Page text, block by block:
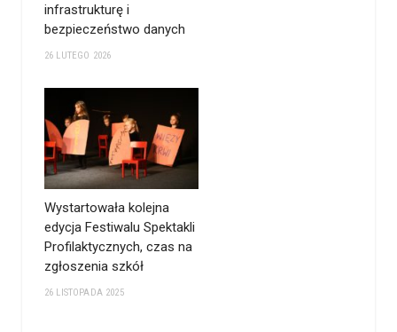
infrastrukturę i
bezpieczeństwo danych
26 LUTEGO 2026
Wystartowała kolejna
edycja Festiwalu Spektakli
Profilaktycznych, czas na
zgłoszenia szkół
26 LISTOPADA 2025